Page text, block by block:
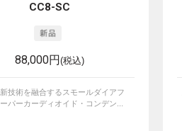
CC8-SC
88,000円(税込)
技術を融合するスモールダイアフ
パーカーディオイド・コンデン...